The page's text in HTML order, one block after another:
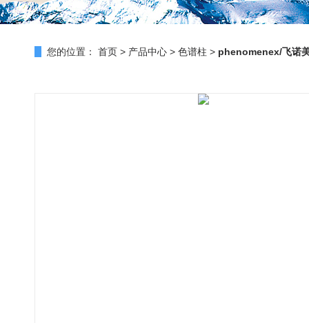
您的位置： 首页 > 产品中心 > 色谱柱 > phenomenex/飞诺